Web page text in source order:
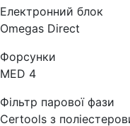
Електронний блок
Omegas Direct
Форсунки
MED 4
Фільтр парової фази
Certools з